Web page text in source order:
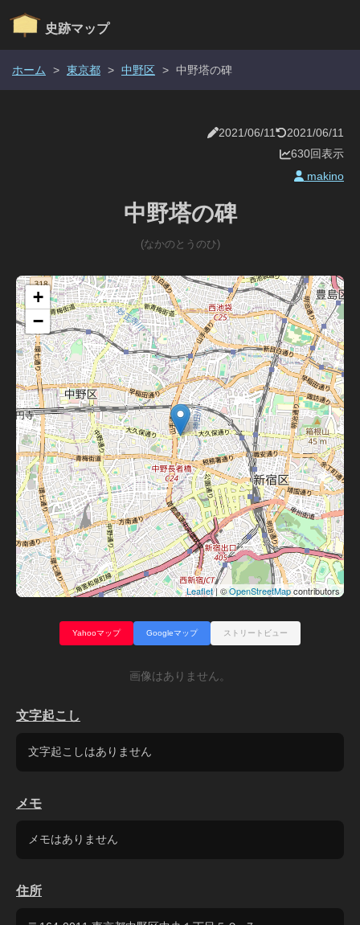
史跡マップ
ホーム > 東京都 > 中野区 > 中野塔の碑
2021/06/11
2021/06/11
630回表示
makino
中野塔の碑
(なかのとうのひ)
+
−
Leaflet| ©OpenStreetMapcontributors
Yahooマップ Googleマップ ストリートビュー
画像はありません。
文字起こし
文字起こしはありません
メモ
メモはありません
住所